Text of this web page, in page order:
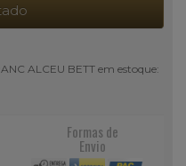
ALCEU BETT em estoque:
Formas de
Envio